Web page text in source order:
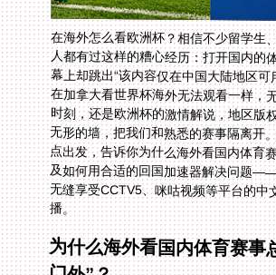
在海外怎么看欧洲杯？相信不少留学生
人都有过这样的糟心经历：打开国内的
幕上却跳出“该内容仅在中国大陆地区
在加拿大看世界杯海外无法观看一样，
时刻，还是欧洲杯的激情解说，地区版
无形的墙，把我们和熟悉的赛事隔离开
点出发，告诉你为什么海外看国内体育
及如何用合适的回国加速器解决问题
无缝享受CCTV5、咪咕视频等平台的
播。
为什么海外看国内体育赛事